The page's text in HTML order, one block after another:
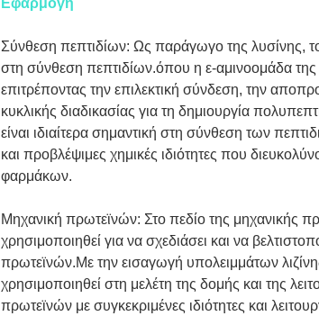
Εφαρμογή
Σύνθεση πεπτιδίων: Ως παράγωγο της λυσίνης,
στη σύνθεση πεπτιδίων.όπου η ε-αμινοομάδα
επιτρέποντας την επιλεκτική σύνδεση, την
κυκλικής διαδικασίας για τη δημιουργία
είναι ιδιαίτερα σημαντική στη σύνθεση των
και προβλέψιμες χημικές ιδιότητες που
φαρμάκων.
Μηχανική πρωτεϊνών: Στο πεδίο της μηχανικής
χρησιμοποιηθεί για να σχεδιάσει και να
πρωτεϊνών.Με την εισαγωγή υπολειμμάτων
χρησιμοποιηθεί στη μελέτη της δομής και της
πρωτεϊνών με συγκεκριμένες ιδιότητες και